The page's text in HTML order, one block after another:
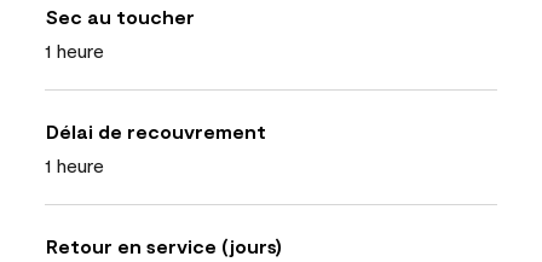
Sec au toucher
1 heure
Délai de recouvrement
1 heure
Retour en service (jours)